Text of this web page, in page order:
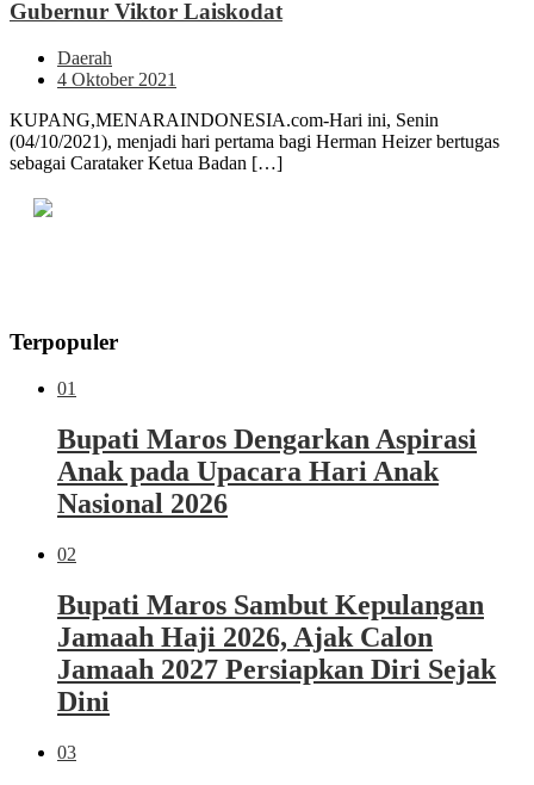
Gubernur Viktor Laiskodat
Daerah
4 Oktober 2021
KUPANG,MENARAINDONESIA.com-Hari ini, Senin
(04/10/2021), menjadi hari pertama bagi Herman Heizer bertugas
sebagai Carataker Ketua Badan […]
Terpopuler
01
Bupati Maros Dengarkan Aspirasi
Anak pada Upacara Hari Anak
Nasional 2026
02
Bupati Maros Sambut Kepulangan
Jamaah Haji 2026, Ajak Calon
Jamaah 2027 Persiapkan Diri Sejak
Dini
03